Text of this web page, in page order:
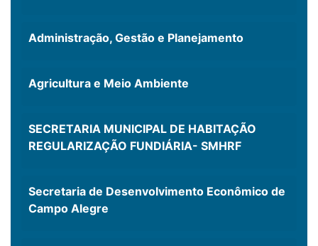
Administração, Gestão e Planejamento
Agricultura e Meio Ambiente
SECRETARIA MUNICIPAL DE HABITAÇÃO
REGULARIZAÇÃO FUNDIÁRIA- SMHRF
Secretaria de Desenvolvimento Econômico de
Campo Alegre